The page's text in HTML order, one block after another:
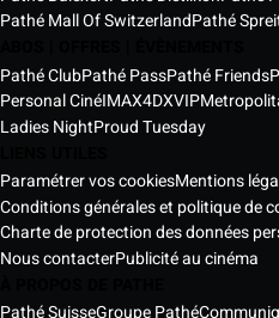
Pathé Mall Of SwitzerlandPathé
Pathé ClubPathé PassPathé Friends
Personal CinéIMAX4DXVIP
Ladies NightProud Tuesday
Paramétrer vos cookiesMentions
Conditions générales et politique de
Charte de protection des données
Nous contacterPublicité au cinéma
Pathé SuisseGroupe Pathé